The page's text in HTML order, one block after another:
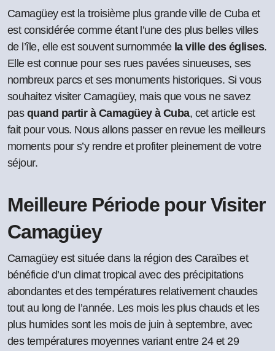
Camagüey est la troisième plus grande ville de Cuba et
est considérée comme étant l’une des plus belles villes
de l’île, elle est souvent surnommée la ville des églises.
Elle est connue pour ses rues pavées sinueuses, ses
nombreux parcs et ses monuments historiques. Si vous
souhaitez visiter Camagüey, mais que vous ne savez
pas quand partir à Camagüey à Cuba, cet article est
fait pour vous. Nous allons passer en revue les meilleurs
moments pour s’y rendre et profiter pleinement de votre
séjour.
Meilleure Période pour Visiter
Camagüey
Camagüey est située dans la région des Caraïbes et
bénéficie d’un climat tropical avec des précipitations
abondantes et des températures relativement chaudes
tout au long de l’année. Les mois les plus chauds et les
plus humides sont les mois de juin à septembre, avec
des températures moyennes variant entre 24 et 29